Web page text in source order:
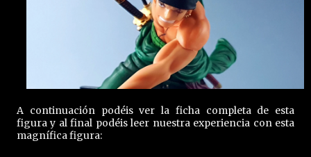
A continuación podéis ver la ficha completa de esta
figura y al final podéis leer nuestra experiencia con esta
magnífica figura: